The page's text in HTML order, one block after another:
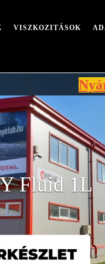
VISZKOZITÁSOK
Nyári
Fluid 1L